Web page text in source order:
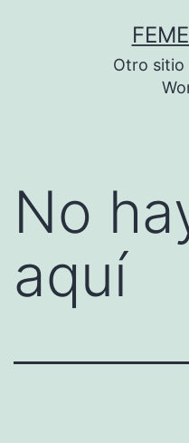
Otro sitio
No
aquí